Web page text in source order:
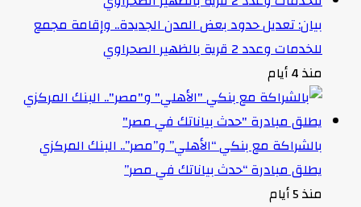
بيان: تعديل حدود بعض المدن الجديدة.. وإقامة مجمع
للخدمات وعدد 2 قرية بالظهير الصحراوي
منذ 4 أيام
بالشراكة مع بنكي “الأهلي” و”مصر”.. البنك المركزي
يطلق مبادرة “حدث بياناتك في مصر”
منذ 5 أيام